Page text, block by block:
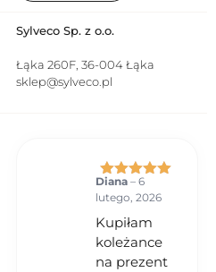
sposobem użycia. 3) Unikać
stosować na uszkodzoną lub
podrażnioną skórę. 5) W
miejscu niedostępnym dla
dzieci. 7) Przeciwwskazania –
uczulenie na którykolwiek ze
Sylveco Sp. z o.o.
Łąka 260F, 36-004 Łąka
sklep@sylveco.pl
Oceniono
na 5
Diana – 6
lutego, 2026
Kupiłam
koleżance
na prezent